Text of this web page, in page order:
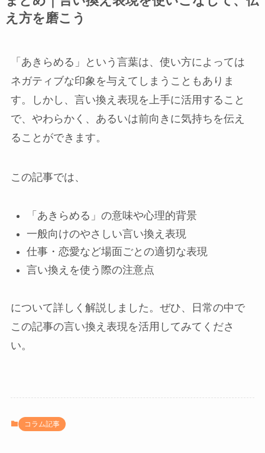
え方を磨こう
「あきらめる」という言葉は、使い方によっては
ネガティブな印象を与えてしまうこともありま
す。しかし、言い換え表現を上手に活用すること
で、やわらかく、あるいは前向きに気持ちを伝え
ることができます。
この記事では、
「あきらめる」の意味や心理的背景
一般向けのやさしい言い換え表現
仕事・恋愛など場面ごとの適切な表現
言い換えを使う際の注意点
について詳しく解説しました。ぜひ、日常の中で
この記事の言い換え表現を活用してみてくださ
い。
コラム記事